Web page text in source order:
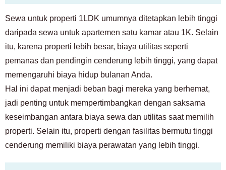
Sewa untuk properti 1LDK umumnya ditetapkan lebih tinggi
daripada sewa untuk apartemen satu kamar atau 1K. Selain
itu, karena properti lebih besar, biaya utilitas seperti
pemanas dan pendingin cenderung lebih tinggi, yang dapat
memengaruhi biaya hidup bulanan Anda.
Hal ini dapat menjadi beban bagi mereka yang berhemat,
jadi penting untuk mempertimbangkan dengan saksama
keseimbangan antara biaya sewa dan utilitas saat memilih
properti. Selain itu, properti dengan fasilitas bermutu tinggi
cenderung memiliki biaya perawatan yang lebih tinggi.